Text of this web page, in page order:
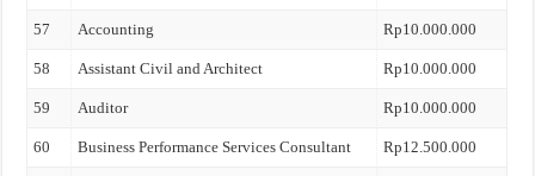
57 Accounting Rp10.000.000
58 Assistant Civil and Architect Rp10.000.000
59 Auditor Rp10.000.000
60 Business Performance Services Consultant Rp12.500.000